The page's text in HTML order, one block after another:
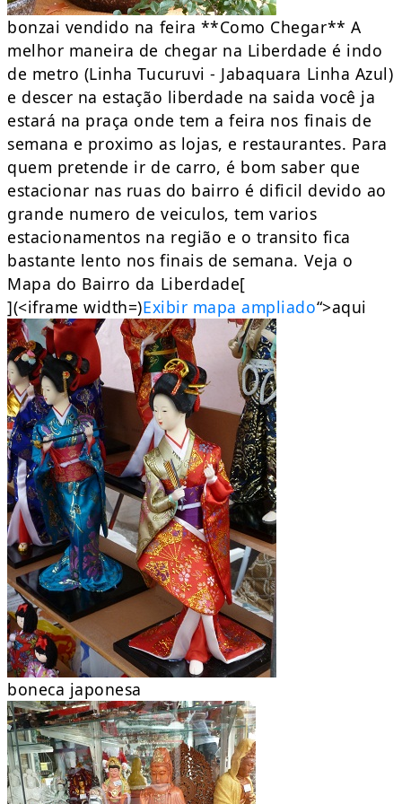
bonzai vendido na feira **Como Chegar** A
melhor maneira de chegar na Liberdade é indo
de metro (Linha Tucuruvi - Jabaquara Linha Azul)
e descer na estação liberdade na saida você ja
estará na praça onde tem a feira nos finais de
semana e proximo as lojas, e restaurantes. Para
quem pretende ir de carro, é bom saber que
estacionar nas ruas do bairro é dificil devido ao
grande numero de veiculos, tem varios
estacionamentos na região e o transito fica
bastante lento nos finais de semana. Veja o
Mapa do Bairro da Liberdade[
](<iframe width=)Exibir mapa ampliado“>aqui
boneca japonesa